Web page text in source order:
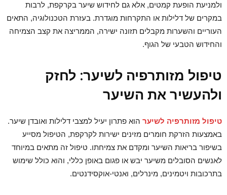
ולמניעת הופעת קמטים, אלא גם לחידוש שיער בקרקפת, לרבות
במקרים של דלילות או התקרחות מוגדרת. בעזרת הטכנולוגיה, התאים
העוריים והשערות מקבלים תזונה ישירה, הממריצה את קצב הצמיחה
והחידוש הטבעי של הגוף.
טיפול מזותרפיה לשיער: לחזק
ולהעשיר את השיער
טיפול מזותרפיה לשיער הוא פתרון יעיל למצבי דלילות ואובדן שיער.
באמצעות הזרקת חומרים מזינים ישירות לקרקפת, הטיפול מסייע
בשיפור בריאות השיער ומקדם את צמיחתו. טיפול זה מתאים במיוחד
לאנשים הסובלים משיער יבש או פגום באופן כללי, והוא כולל שימוש
בתרכובות ויטמינים, מינרלים, ואנטי-אוקסידנטים.